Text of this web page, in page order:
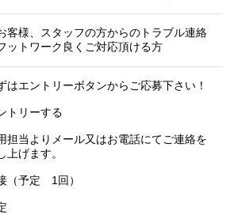
客様、スタッフの方からのトラブル連絡
ットワーク良くご対応頂ける方
はエントリーボタンからご応募下さい！
トリーする
担当よりメール又はお電話にてご連絡を
上げます。
（予定 1回）